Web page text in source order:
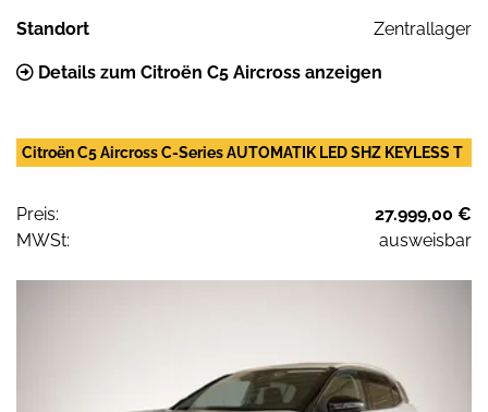
Standort Zentrallager
Details zum Citroën C5 Aircross anzeigen
Citroën C5 Aircross C-Series AUTOMATIK LED SHZ KEYLESS T
Preis:
27.999,00 €
MWSt:
ausweisbar